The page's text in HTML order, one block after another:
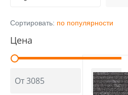
Сортировать: по популярности
Цена